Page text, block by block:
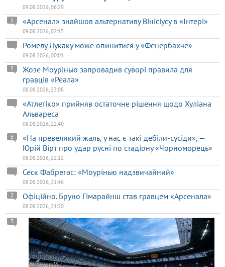
09.08.2026, 06:29
«Арсенал» знайшов альтернативу Вінісіусу в «Інтері»
1
09.08.2026, 02:15
Ромелу Лукаку може опинитися у «Фенербахче»
09.08.2026, 00:01
Жозе Моурінью запровадив суворі правила для
гравців «Реала»
5
08.08.2026, 23:08
«Атлетіко» прийняв остаточне рішення щодо Хуліана
Альвареса
08.08.2026, 22:40
«На превеликий жаль, у нас є такі дебіли-сусіди», —
Юрій Вірт про удар русні по стадіону «Чорноморець»
5
08.08.2026, 22:12
Сеск Фабрегас: «Моурінью надзвичайний»
08.08.2026, 21:46
Офіційно. Бруно Гімарайнш став гравцем «Арсенала»
2
08.08.2026, 21:20
3